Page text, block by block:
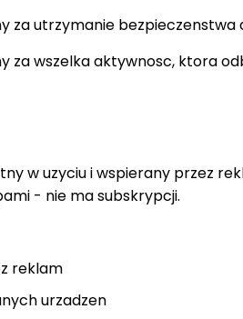
za utrzymanie
za wszelka aktywnosc, ktora
w uzyciu i wspierany przez
- nie ma subskrypcji.
reklam
urzadzen